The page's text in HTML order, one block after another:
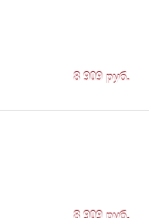
8 909 руб.